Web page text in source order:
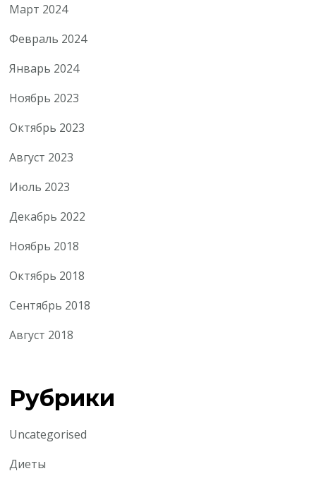
Март 2024
Февраль 2024
Январь 2024
Ноябрь 2023
Октябрь 2023
Август 2023
Июль 2023
Декабрь 2022
Ноябрь 2018
Октябрь 2018
Сентябрь 2018
Август 2018
Рубрики
Uncategorised
Диеты